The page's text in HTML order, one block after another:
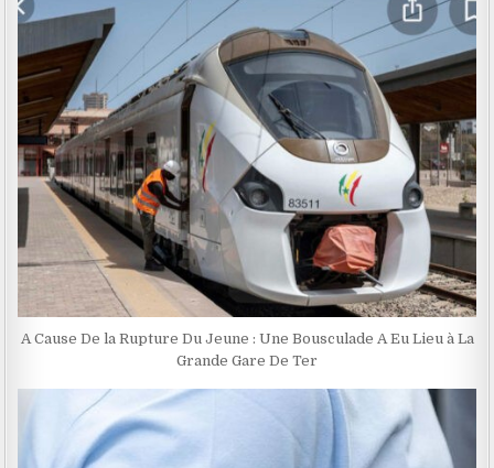
A Cause De la Rupture Du Jeune : Une Bousculade A Eu Lieu à La
Grande Gare De Ter